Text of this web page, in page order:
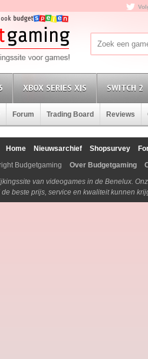
XBOX SERIES X|S SWITCH 2
Forum Trading Board Reviews
Home Nieuwsarchief Shopsurvey
Budgetgaming
Over Budgetgaming
van videogames in de Benelux.
beste prijs, service en kwaliteit kunnen